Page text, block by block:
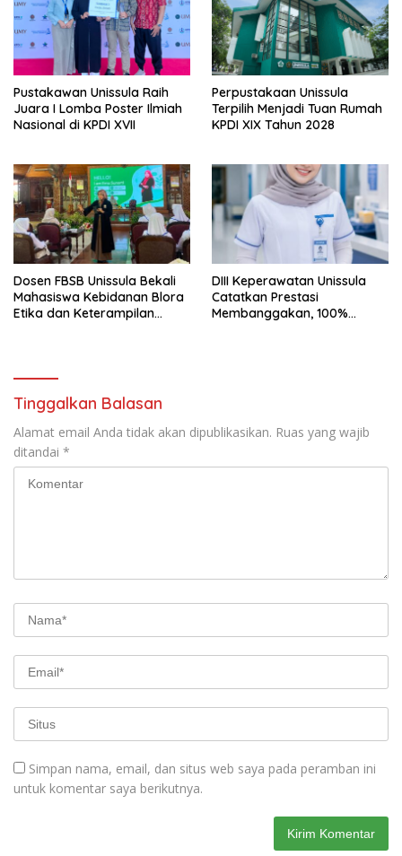
Pustakawan Unissula Raih
Juara I Lomba Poster Ilmiah
Nasional di KPDI XVII
Perpustakaan Unissula
Terpilih Menjadi Tuan Rumah
KPDI XIX Tahun 2028
Dosen FBSB Unissula Bekali
Mahasiswa Kebidanan Blora
Etika dan Keterampilan
DIII Keperawatan Unissula
Catatkan Prestasi
Membanggakan, 100%
Tinggalkan Balasan
Alamat email Anda tidak akan dipublikasikan. Ruas yang wajib
ditandai *
Simpan nama, email, dan situs web saya pada peramban ini
untuk komentar saya berikutnya.